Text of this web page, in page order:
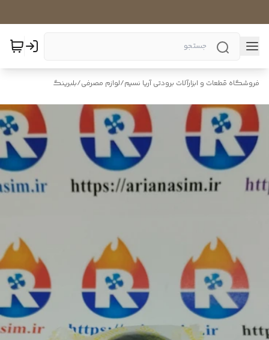
فروشگاه قطعات و ابزارآلات برودتی آریا نسیم/لوازم مصرفی/بلبرینگ